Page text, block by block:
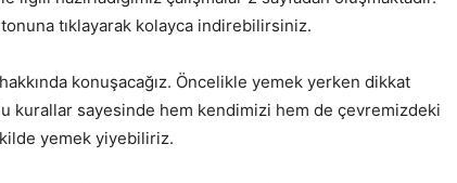
tıklayarak kolayca indirebilirsiniz.
konuşacağız. Öncelikle yemek yerken dikkat
kurallar sayesinde hem kendimizi hem de çevremizdeki
yemek yiyebiliriz.